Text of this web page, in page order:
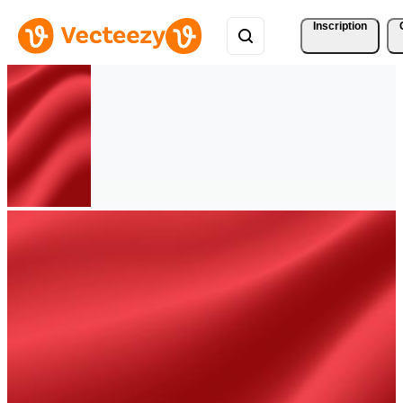
Inscription